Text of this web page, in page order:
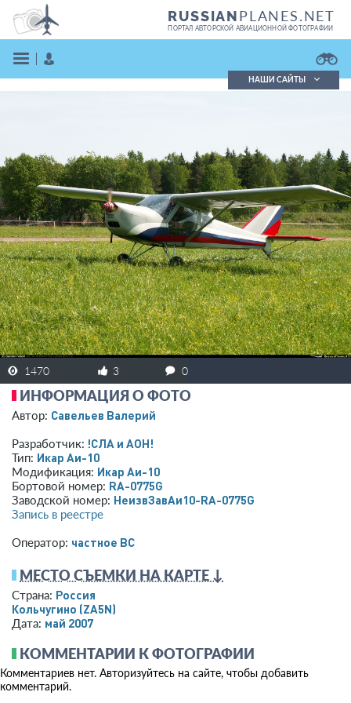
RUSSIANPLANES.NET
ПОРТАЛ АВТОРСКОЙ АВИАЦИОННОЙ ФОТОГРАФИИ
ВОЙТИ
ЗАРЕГИСТРИРОВАТЬСЯ
НАШИ САЙТЫ
1470 3 0
ИНФОРМАЦИЯ О ФОТО
Автор: Савельев Валерий
Разработчик: !СЛА и АОН!
Тип: Икар Аи-10
Модификация: Икар Аи-10
Бортовой номер: RA-0775G
Заводской номер: НеизвЗавАи10-RA-0775G
Запись в реестре
Оператор: ­частное ВС­
МЕСТО СЪЕМКИ НА КАРТЕ ↓
Страна: Россия
Кольчугино (ZA5N)
Дата: май 2007
КОММЕНТАРИИ К ФОТОГРАФИИ
Комментариев нет. Авторизуйтесь на сайте, чтобы добавить
комментарий.